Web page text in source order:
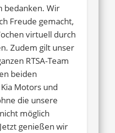
bedanken. Wir
Freude gemacht,
virtuell durch
Zudem gilt unser
RTSA-Team
beiden
Motors und
die unsere
möglich
genießen wir